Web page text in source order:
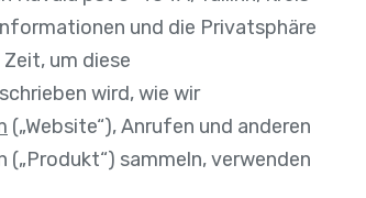
und die Privatsphäre
um diese
wird, wie wir
(„Website“), Anrufen und anderen
(„Produkt“) sammeln, verwenden